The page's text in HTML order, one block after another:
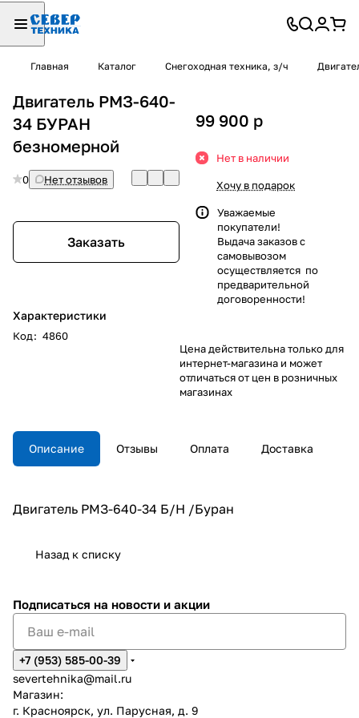
Главная Каталог Снегоходная техника, з/ч
Двигатель РМЗ-640-
34 БУРАН
безномерной
0 Нет отзывов
Заказать
Характеристики
Код: 4860
99 900 p
Нет в наличии
Хочу в подарок
Уважаемые
покупатели!
Выдача заказов с
самовывозом
осуществляется по
предварительной
договоренности!
Цена действительна только для
интернет-магазина и может
отличаться от цен в розничных
магазинах
Описание Отзывы Оплата Доставка
Двигатель РМЗ-640-34 Б/Н /Буран
Назад к списку
Подписаться на новости и акции
+7 (953) 585-00-39
severtehnika@mail.ru
Магазин:
г. Красноярск, ул. Парусная, д. 9